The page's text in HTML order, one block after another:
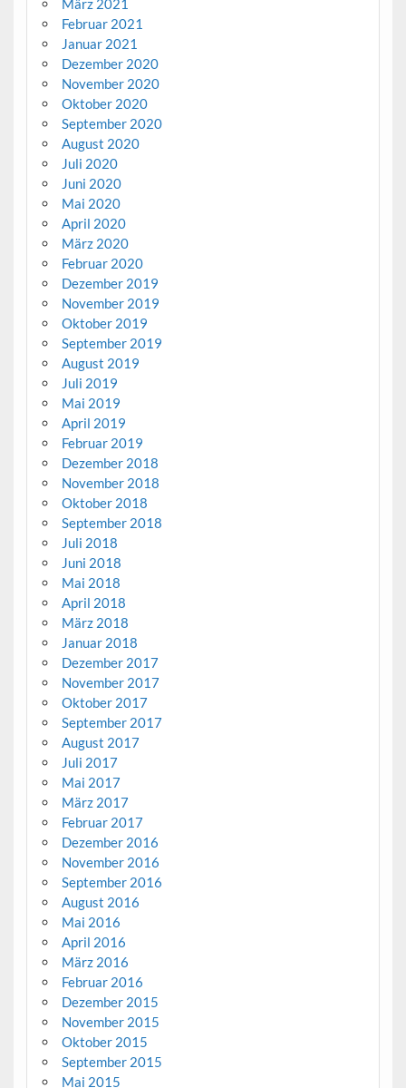
März 2021
Februar 2021
Januar 2021
Dezember 2020
November 2020
Oktober 2020
September 2020
August 2020
Juli 2020
Juni 2020
Mai 2020
April 2020
März 2020
Februar 2020
Dezember 2019
November 2019
Oktober 2019
September 2019
August 2019
Juli 2019
Mai 2019
April 2019
Februar 2019
Dezember 2018
November 2018
Oktober 2018
September 2018
Juli 2018
Juni 2018
Mai 2018
April 2018
März 2018
Januar 2018
Dezember 2017
November 2017
Oktober 2017
September 2017
August 2017
Juli 2017
Mai 2017
März 2017
Februar 2017
Dezember 2016
November 2016
September 2016
August 2016
Mai 2016
April 2016
März 2016
Februar 2016
Dezember 2015
November 2015
Oktober 2015
September 2015
Mai 2015